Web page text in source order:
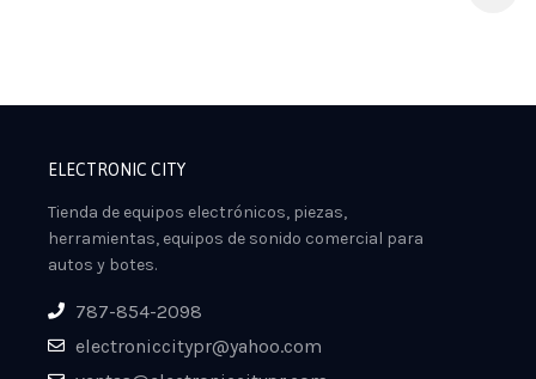
ELECTRONIC CITY
Tienda de equipos electrónicos, piezas,
herramientas, equipos de sonido comercial para
autos y botes.
787-854-2098
electroniccitypr@yahoo.com